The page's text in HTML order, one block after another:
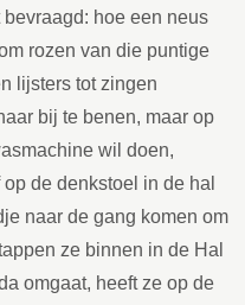
hoe een neus
rozen van die puntige
lijsters tot zingen
bij te benen, maar op
wil doen,
de denkstoel in de hal
naar de gang komen om
ze binnen in de Hal
omgaat, heeft ze op de